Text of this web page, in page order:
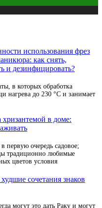
использования фрез
как снять,
и дезинфицировать?
в которых обработка
нагрева до 230 °С и занимает
хризантемой в доме:
первую очередь садовое;
традиционно любимые
цветов условия
сочетания знаков
могут это дать Раку и могут